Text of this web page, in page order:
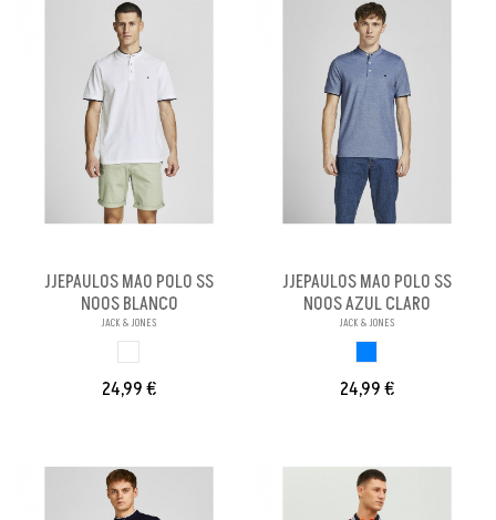
JJEPAULOS MAO POLO SS
NOOS BLANCO
JACK & JONES
24,99 €
JJEPAULOS MAO POLO SS
NOOS AZUL CLARO
JACK & JONES
24,99 €